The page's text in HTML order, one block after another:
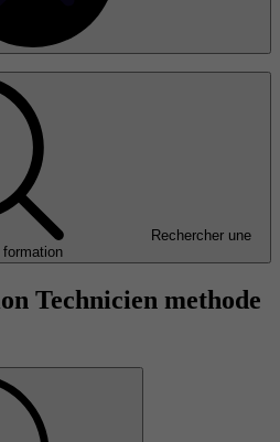
Rechercher une
formation
Technicien methode